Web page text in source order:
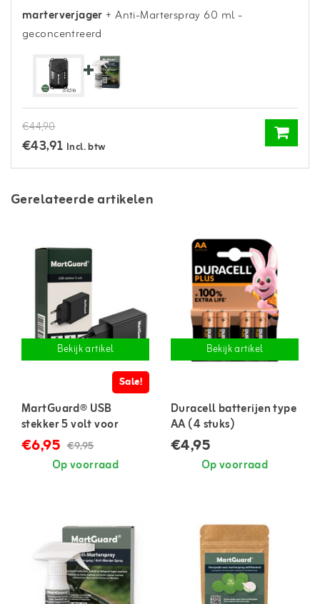
marterverjager+ Anti-Marterspray 60 ml -
geconcentreerd
€44,90
€43,91 Incl. btw
Gerelateerde artikelen
Bekijk artikel
Sale!
MartGuard® USB
stekker 5 volt voor
marterverjager
€6,95 €9,95
Op voorraad
Bekijk artikel
Duracell batterijen type
AA (4 stuks)
€4,95
Op voorraad